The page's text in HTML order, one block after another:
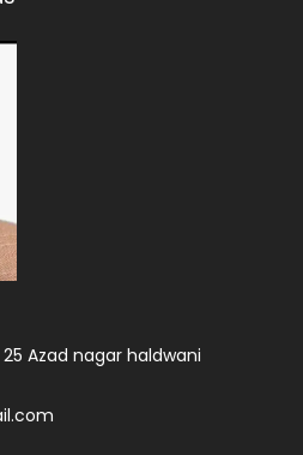
Azad nagar haldwani